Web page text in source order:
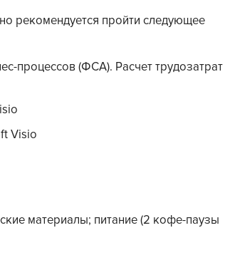
рекомендуется пройти следующее
процессов (ФСА). Расчет трудозатрат
Visio
материалы; питание (2 кофе-паузы